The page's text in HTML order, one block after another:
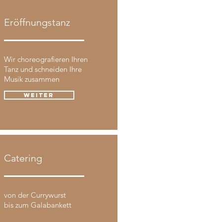
Eröffnungstanz
Wir choreografieren Ihren
Tanz und schneiden Ihre
Musik zusammen
weiter
Catering
von der Currywurst
bis zum Galabankett